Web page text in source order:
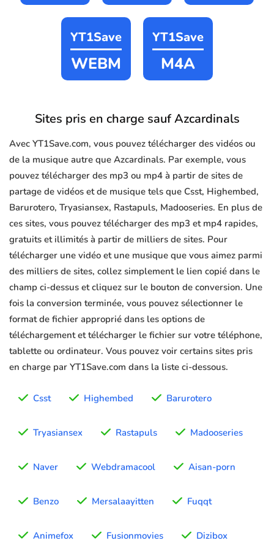
YT1Save
WEBM
YT1Save
M4A
Sites pris en charge sauf Azcardinals
Avec YT1Save.com, vous pouvez télécharger des vidéos ou
de la musique autre que Azcardinals. Par exemple, vous
pouvez télécharger des mp3 ou mp4 à partir de sites de
partage de vidéos et de musique tels que Csst, Highembed,
Barurotero, Tryasiansex, Rastapuls, Madooseries. En plus de
ces sites, vous pouvez télécharger des mp3 et mp4 rapides,
gratuits et illimités à partir de milliers de sites. Pour
télécharger une vidéo et une musique que vous aimez parmi
des milliers de sites, collez simplement le lien copié dans le
champ ci-dessus et cliquez sur le bouton de conversion. Une
fois la conversion terminée, vous pouvez sélectionner le
format de fichier approprié dans les options de
téléchargement et télécharger le fichier sur votre téléphone,
tablette ou ordinateur. Vous pouvez voir certains sites pris
en charge par YT1Save.com dans la liste ci-dessous.
Csst Highembed Barurotero
Tryasiansex Rastapuls Madooseries
Naver Webdramacool Aisan-porn
Benzo Mersalaayitten Fuqqt
Animefox Fusionmovies Dizibox